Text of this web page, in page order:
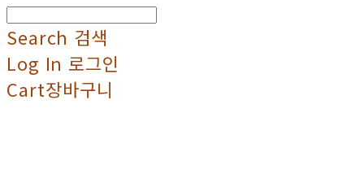
Search 검색
Log In 로그인
Cart장바구니